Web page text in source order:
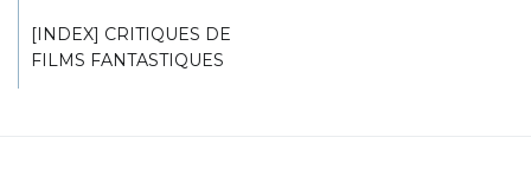
[INDEX] CRITIQUES DE
FILMS FANTASTIQUES